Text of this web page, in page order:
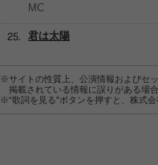
MC
君は太陽
※サイトの性質上、公演情報およびセ
掲載されている情報に誤りがある場合
※“歌詞を見る”ボタンを押すと、株式